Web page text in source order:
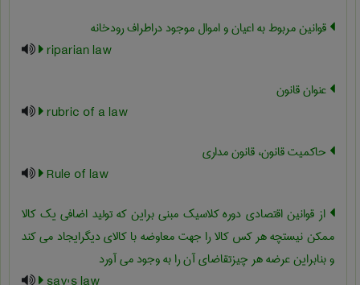
قوانین مربوط به اعیان و اموال موجود دراطراف رودخانه
riparian law
عنوان قانون
rubric of a law
حاکمیت قانون، قانون مداری
Rule of law
از قوانین اقتصادی دوره کلاسیک مبنی براین که تولید اضافی یک کالا
ممکن نیستچه هر کس کالا را جهت معاوضه با کالای دیگرایجاد می کند
و بنابراین عرضه هر چیزتقاضای آن را به وجود می آورد